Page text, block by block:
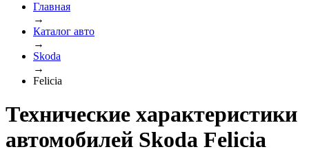
Главная
→
Каталог авто
→
Skoda
→
Felicia
Технические характеристики
автомобилей Skoda Felicia